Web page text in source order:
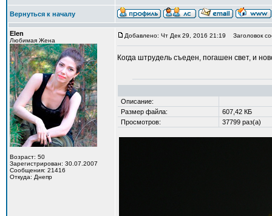
Вернуться к началу
Elen
Любимая Жена
Возраст: 50
Зарегистрирован: 30.07.2007
Сообщения: 21416
Откуда: Днепр
Добавлено: Чт Дек 29, 2016 21:19 Заголовок
Когда штрудель съеден, погашен свет, и
Описание:
Размер файла:
607,42 КБ
Просмотров:
37799 раз(а)